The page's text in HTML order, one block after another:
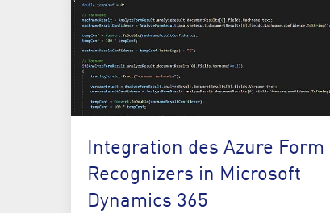
Integration des Azure Form
Recognizers in Microsoft
Dynamics 365